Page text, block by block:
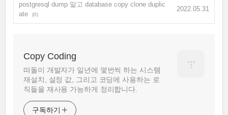
postgresql dump 말고 database copy clone duplic
ate
(0)
2022.05.31
Copy Coding
떠돌이 개발자가 일년에 몇번씩 하는 시스템
재설치, 설정 값, 그리고 코딩에 사용하는 로
직들을 재사용 가능하게 정리합니다.
구독하기